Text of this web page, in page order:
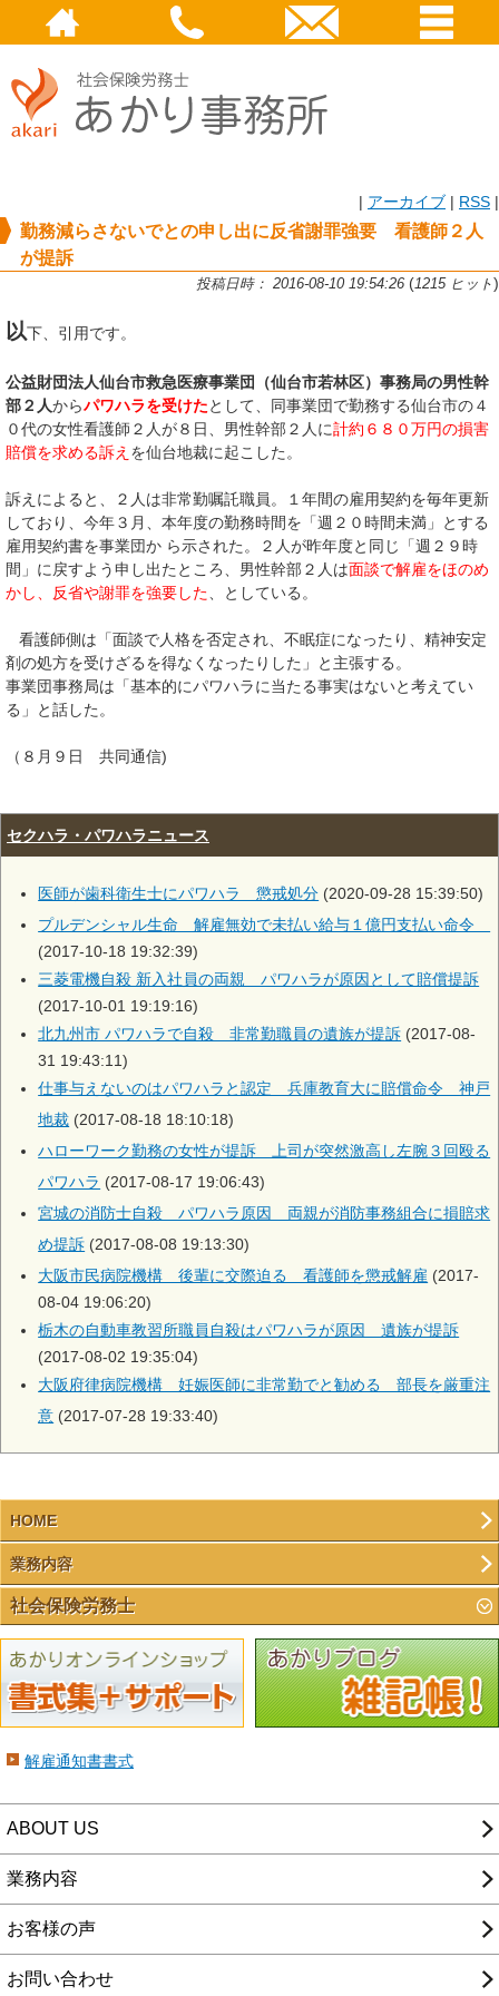
| アーカイブ | RSS |
勤務減らさないでとの申し出に反省謝罪強要 看護師２人
が提訴
投稿日時： 2016-08-10 19:54:26 (1215 ヒット)
以下、引用です。
公益財団法人仙台市救急医療事業団（仙台市若林区）事務局の男性幹
部２人からパワハラを受けたとして、同事業団で勤務する仙台市の４
０代の女性看護師２人が８日、男性幹部２人に計約６８０万円の損害
賠償を求める訴え を仙台地裁に起こした。
訴えによると、２人は非常勤嘱託職員。１年間の雇用契約を毎年更新
しており、今年３月、本年度の勤務時間を「週２０時間未満」とする
雇用契約書を事業団か ら示された。２人が昨年度と同じ「週２９時
間」に戻すよう申し出たところ、男性幹部２人は面談で解雇をほのめ
かし、反省や謝罪を強要した 、としている。
看護師側は「面談で人格を否定され、不眠症になったり、精神安定
剤の処方を受けざるを得なくなったりした」と主張する。
事業団事務局は「基本的にパワハラに当たる事実はないと考えてい
る」と話した。
（８月９日 共同通信)
セクハラ・パワハラニュース
医師が歯科衛生士にパワハラ 懲戒処分 (2020-09-28 15:39:50)
プルデンシャル生命 解雇無効で未払い給与１億円支払い命令
(2017-10-18 19:32:39)
三菱電機自殺 新入社員の両親 パワハラが原因として賠償提訴
(2017-10-01 19:19:16)
北九州市 パワハラで自殺 非常勤職員の遺族が提訴 (2017-08-
31 19:43:11)
仕事与えないのはパワハラと認定 兵庫教育大に賠償命令 神戸
地裁 (2017-08-18 18:10:18)
ハローワーク勤務の女性が提訴 上司が突然激高し左腕３回殴る
パワハラ (2017-08-17 19:06:43)
宮城の消防士自殺 パワハラ原因 両親が消防事務組合に損賠求
め提訴 (2017-08-08 19:13:30)
大阪市民病院機構 後輩に交際迫る 看護師を懲戒解雇 (2017-
08-04 19:06:20)
栃木の自動車教習所職員自殺はパワハラが原因 遺族が提訴
(2017-08-02 19:35:04)
大阪府律病院機構 妊娠医師に非常勤でと勧める 部長を厳重注
意 (2017-07-28 19:33:40)
HOME
業務内容
社会保険労務士
解雇通知書書式
ABOUT US
業務内容
お客様の声
お問い合わせ